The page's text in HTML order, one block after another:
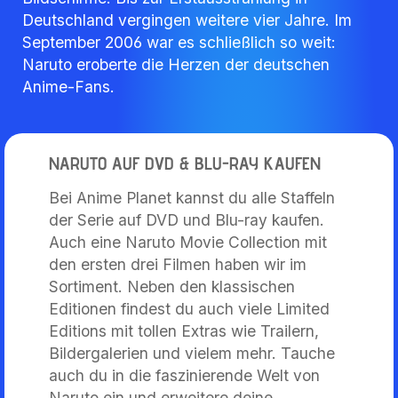
Deutschland vergingen weitere vier Jahre. Im
September 2006 war es schließlich so weit:
Naruto eroberte die Herzen der deutschen
Anime-Fans.
NARUTO AUF DVD & BLU-RAY KAUFEN
Bei Anime Planet kannst du alle Staffeln
der Serie auf DVD und Blu-ray kaufen.
Auch eine Naruto Movie Collection mit
den ersten drei Filmen haben wir im
Sortiment. Neben den klassischen
Editionen findest du auch viele Limited
Editions mit tollen Extras wie Trailern,
Bildergalerien und vielem mehr. Tauche
auch du in die faszinierende Welt von